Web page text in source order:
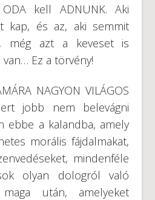
kell ADNUNK. Aki
kap, és az, aki semmit
még azt a keveset is
Ez a törvény!
NAGYON VILÁGOS
jobb nem belevágni
ebbe a kalandba, amely
morális fájdalmakat,
mindenféle
olyan dologról való
után, amelyeket